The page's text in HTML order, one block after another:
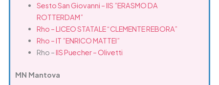
Sesto San Giovanni – IIS ”ERASMO DA
ROTTERDAM”
Rho – LICEO STATALE “CLEMENTE REBORA”
Rho – IT ”ENRICO MATTEI”
Rho –IIS Puecher – Olivetti
MN Mantova